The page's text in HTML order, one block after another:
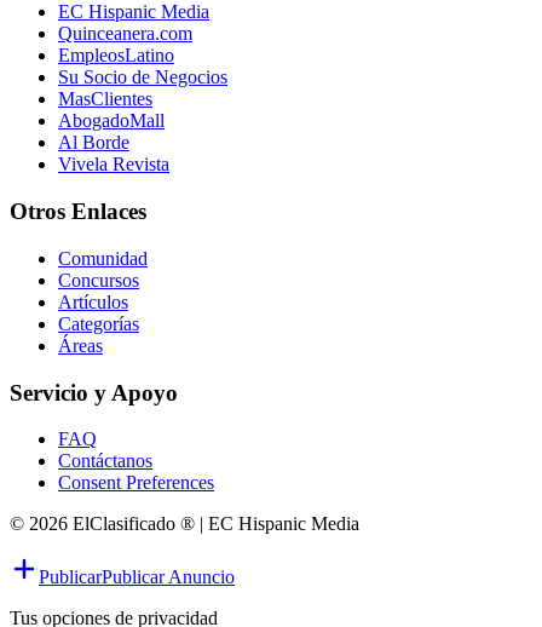
EC Hispanic Media
Quinceanera.com
EmpleosLatino
Su Socio de Negocios
MasClientes
AbogadoMall
Al Borde
Vivela Revista
Otros Enlaces
Comunidad
Concursos
Artículos
Categorías
Áreas
Servicio y Apoyo
FAQ
Contáctanos
Consent Preferences
© 2026 ElClasificado ® | EC Hispanic Media
PublicarPublicar Anuncio
Tus opciones de privacidad